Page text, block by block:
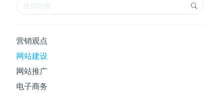
营销观点
网站建设
网站推广
电子商务